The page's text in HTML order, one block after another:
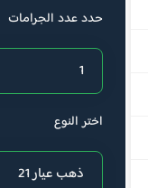
حدد عدد الجرامات
اختر النوع